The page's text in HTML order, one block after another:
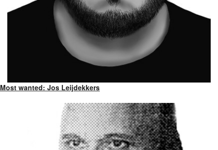
Most wanted: Jos Leijdekkers